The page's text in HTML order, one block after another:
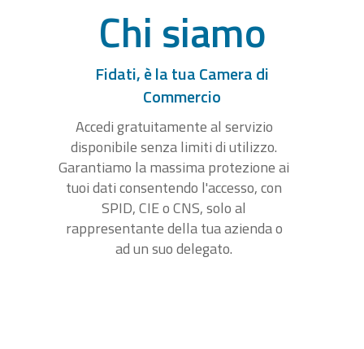
Chi siamo
Fidati, è la tua Camera di
Commercio
Accedi gratuitamente al servizio
disponibile senza limiti di utilizzo.
Garantiamo la massima protezione ai
tuoi dati consentendo l'accesso, con
SPID, CIE o CNS, solo al
rappresentante della tua azienda o
ad un suo delegato.